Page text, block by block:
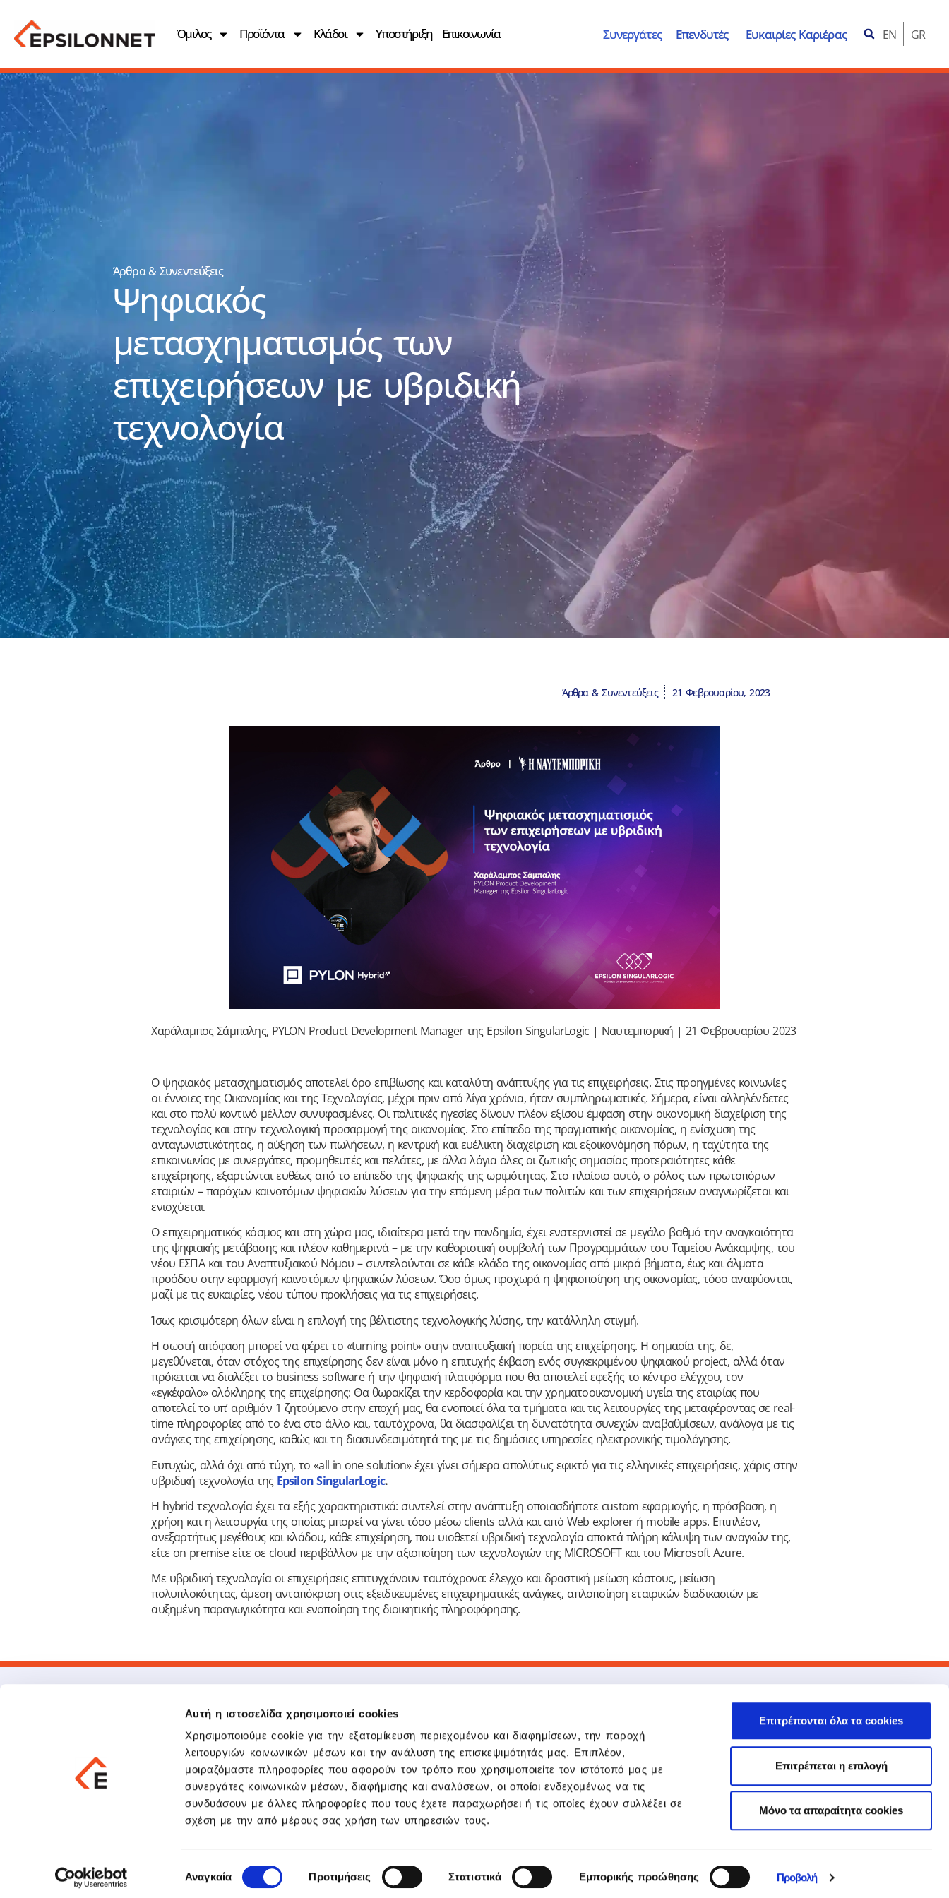
Αυτή η ιστοσελίδα χρησιμοποιεί cookies
Χρησιμοποιούμε cookie για την εξατομίκευση περιεχομένου και διαφημίσεων, την παροχή
λειτουργιών κοινωνικών μέσων και την ανάλυση της επισκεψιμότητάς μας. Επιπλέον,
μοιραζόμαστε πληροφορίες που αφορούν τον τρόπο που χρησιμοποιείτε τον ιστότοπό μας με
συνεργάτες κοινωνικών μέσων, διαφήμισης και αναλύσεων, οι οποίοι ενδεχομένως να τις
συνδυάσουν με άλλες πληροφορίες που τους έχετε παραχωρήσει ή τις οποίες έχουν συλλέξει σε
σχέση με την από μέρους σας χρήση των υπηρεσιών τους.
συγκατάθεσης
Αναγκαία Προτιμήσεις Στατιστικά Εμπορικής προώθησης Προβολή
Επιτρέπονται όλα τα cookies
Επιτρέπεται η επιλογή
Mόνο τα απαραίτητα cookies
Όμιλος Προϊόντα Κλάδοι Υποστήριξη Επικοινωνία Συνεργάτες Επενδυτές Ευκαιρίες Καριέρας EN GR
Άρθρα & Συνεντεύξεις
Ψηφιακός
μετασχηματισμός των
επιχειρήσεων με υβριδική
τεχνολογία
Άρθρα & Συνεντεύξεις 21 Φεβρουαρίου, 2023
Χαράλαμπος Σάμπαλης, PYLON Product Development Manager της Epsilon SingularLogic | Ναυτεμπορική | 21 Φεβρουαρίου 2023
Ο ψηφιακός μετασχηματισμός αποτελεί όρο επιβίωσης και καταλύτη ανάπτυξης για τις επιχειρήσεις. Στις προηγμένες κοινωνίες
οι έννοιες της Οικονομίας και της Τεχνολογίας, μέχρι πριν από λίγα χρόνια, ήταν συμπληρωματικές. Σήμερα, είναι αλληλένδετες
και στο πολύ κοντινό μέλλον συνυφασμένες. Οι πολιτικές ηγεσίες δίνουν πλέον εξίσου έμφαση στην οικονομική διαχείριση της
τεχνολογίας και στην τεχνολογική προσαρμογή της οικονομίας. Στο επίπεδο της πραγματικής οικονομίας, η ενίσχυση της
ανταγωνιστικότητας, η αύξηση των πωλήσεων, η κεντρική και ευέλικτη διαχείριση και εξοικονόμηση πόρων, η ταχύτητα της
επικοινωνίας με συνεργάτες, προμηθευτές και πελάτες, με άλλα λόγια όλες οι ζωτικής σημασίας προτεραιότητες κάθε
επιχείρησης, εξαρτώνται ευθέως από το επίπεδο της ψηφιακής της ωριμότητας. Στο πλαίσιο αυτό, ο ρόλος των πρωτοπόρων
εταιριών – παρόχων καινοτόμων ψηφιακών λύσεων για την επόμενη μέρα των πολιτών και των επιχειρήσεων αναγνωρίζεται και
ενισχύεται.
Ο επιχειρηματικός κόσμος και στη χώρα μας, ιδιαίτερα μετά την πανδημία, έχει ενστερνιστεί σε μεγάλο βαθμό την αναγκαιότητα
της ψηφιακής μετάβασης και πλέον καθημερινά – με την καθοριστική συμβολή των Προγραμμάτων του Ταμείου Ανάκαμψης, του
νέου ΕΣΠΑ και του Αναπτυξιακού Νόμου – συντελούνται σε κάθε κλάδο της οικονομίας από μικρά βήματα, έως και άλματα
προόδου στην εφαρμογή καινοτόμων ψηφιακών λύσεων. Όσο όμως προχωρά η ψηφιοποίηση της οικονομίας, τόσο αναφύονται,
μαζί με τις ευκαιρίες, νέου τύπου προκλήσεις για τις επιχειρήσεις.
Ίσως κρισιμότερη όλων είναι η επιλογή της βέλτιστης τεχνολογικής λύσης, την κατάλληλη στιγμή.
Η σωστή απόφαση μπορεί να φέρει το «turning point» στην αναπτυξιακή πορεία της επιχείρησης. Η σημασία της, δε,
μεγεθύνεται, όταν στόχος της επιχείρησης δεν είναι μόνο η επιτυχής έκβαση ενός συγκεκριμένου ψηφιακού project, αλλά όταν
πρόκειται να διαλέξει το business software ή την ψηφιακή πλατφόρμα που θα αποτελεί εφεξής το κέντρο ελέγχου, τον
«εγκέφαλο» ολόκληρης της επιχείρησης: Θα θωρακίζει την κερδοφορία και την χρηματοοικονομική υγεία της εταιρίας που
αποτελεί το υπ’ αριθμόν 1 ζητούμενο στην εποχή μας, θα ενοποιεί όλα τα τμήματα και τις λειτουργίες της μεταφέροντας σε real-
time πληροφορίες από το ένα στο άλλο και, ταυτόχρονα, θα διασφαλίζει τη δυνατότητα συνεχών αναβαθμίσεων, ανάλογα με τις
ανάγκες της επιχείρησης, καθώς και τη διασυνδεσιμότητά της με τις δημόσιες υπηρεσίες ηλεκτρονικής τιμολόγησης.
Ευτυχώς, αλλά όχι από τύχη, το «all in one solution» έχει γίνει σήμερα απολύτως εφικτό για τις ελληνικές επιχειρήσεις, χάρις στην
υβριδική τεχνολογία της Epsilon SingularLogic.
Η hybrid τεχνολογία έχει τα εξής χαρακτηριστικά: συντελεί στην ανάπτυξη οποιασδήποτε custom εφαρμογής, η πρόσβαση, η
χρήση και η λειτουργία της οποίας μπορεί να γίνει τόσο μέσω clients αλλά και από Web explorer ή mobile apps. Επιπλέον,
ανεξαρτήτως μεγέθους και κλάδου, κάθε επιχείρηση, που υιοθετεί υβριδική τεχνολογία αποκτά πλήρη κάλυψη των αναγκών της,
είτε on premise είτε σε cloud περιβάλλον με την αξιοποίηση των τεχνολογιών της MICROSOFT και του Microsoft Azure.
Με υβριδική τεχνολογία οι επιχειρήσεις επιτυγχάνουν ταυτόχρονα: έλεγχο και δραστική μείωση κόστους, μείωση
πολυπλοκότητας, άμεση ανταπόκριση στις εξειδικευμένες επιχειρηματικές ανάγκες, απλοποίηση εταιρικών διαδικασιών με
αυξημένη παραγωγικότητα και ενοποίηση της διοικητικής πληροφόρησης.
infoath@epsilonnet.gr
Epsilon Smart
Pylon ERP Hybrid
Epsilon Smart Ergani Business
Epsilon Pay
Tax System 5
Epsilon Smart
Epsilon Smart Ergani
Pylon Flex
Epsilon Pay
Epsilon Digital
e-forologia
Epsilon Training
EPSILONNET
Στρατηγική Συνεργασία NBG –
EPSILONNET
Πολιτική Ποιότητας
Πολιτική Ασφάλειας Πληροφοριών
EPSILONNET Accounting Partners
Δήλωση απορρήτου και προστασίας Προσωπικών Δεδομένων Πολιτική Cookies Αρ. ΓΕΜΗ: 038383705000